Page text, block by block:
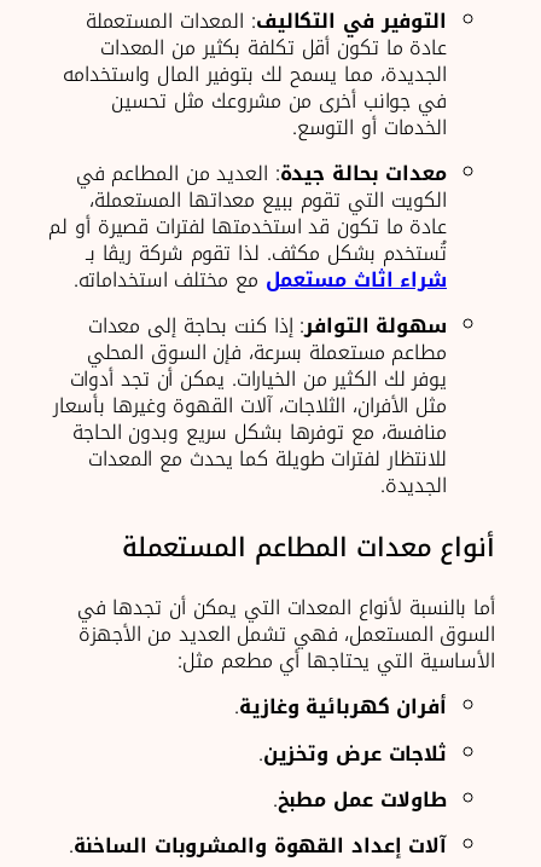
التوفير في التكاليف: المعدات المستعملة
عادة ما تكون أقل تكلفة بكثير من المعدات
الجديدة، مما يسمح لك بتوفير المال واستخدامه
في جوانب أخرى من مشروعك مثل تحسين
الخدمات أو التوسع.
معدات بحالة جيدة: العديد من المطاعم في
الكويت التي تقوم ببيع معداتها المستعملة،
عادة ما تكون قد استخدمتها لفترات قصيرة أو لم
تُستخدم بشكل مكثف. لذا تقوم شركة ريڨا بـ
شراء اثاث مستعمل مع مختلف استخداماته.
سهولة التوافر: إذا كنت بحاجة إلى معدات
مطاعم مستعملة بسرعة، فإن السوق المحلي
يوفر لك الكثير من الخيارات. يمكن أن تجد أدوات
مثل الأفران، الثلاجات، آلات القهوة وغيرها بأسعار
منافسة، مع توفرها بشكل سريع وبدون الحاجة
للانتظار لفترات طويلة كما يحدث مع المعدات
الجديدة.
أنواع معدات المطاعم المستعملة
أما بالنسبة لأنواع المعدات التي يمكن أن تجدها في
السوق المستعمل، فهي تشمل العديد من الأجهزة
الأساسية التي يحتاجها أي مطعم مثل:
أفران كهربائية وغازية.
ثلاجات عرض وتخزين.
طاولات عمل مطبخ.
آلات إعداد القهوة والمشروبات الساخنة.